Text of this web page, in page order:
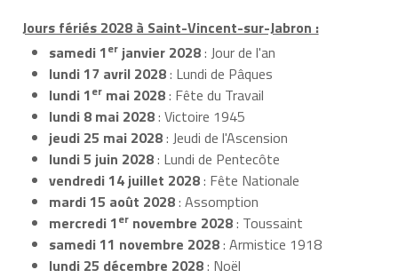
Jours fériés 2028 à Saint-Vincent-sur-Jabron :
samedi 1er janvier 2028: Jour de l'an
lundi 17 avril 2028: Lundi de Pâques
lundi 1er mai 2028: Fête du Travail
lundi 8 mai 2028: Victoire 1945
jeudi 25 mai 2028: Jeudi de l'Ascension
lundi 5 juin 2028: Lundi de Pentecôte
vendredi 14 juillet 2028: Fête Nationale
mardi 15 août 2028: Assomption
mercredi 1er novembre 2028: Toussaint
samedi 11 novembre 2028: Armistice 1918
lundi 25 décembre 2028: Noël